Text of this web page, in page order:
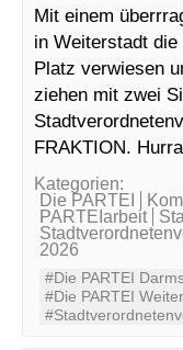
Mit einem
in Weiterstadt
Platz verwiesen
ziehen mit zwei
FRAKTION.
Kategorien:
Die PARTEI
PARTEIarbeit
2026
#Die PARTEI
#Die PARTEI